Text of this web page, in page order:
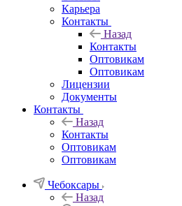
Карьера
Контакты
Назад
Контакты
Оптовикам
Оптовикам
Лицензии
Документы
Контакты
Назад
Контакты
Оптовикам
Оптовикам
Чебоксары
Назад